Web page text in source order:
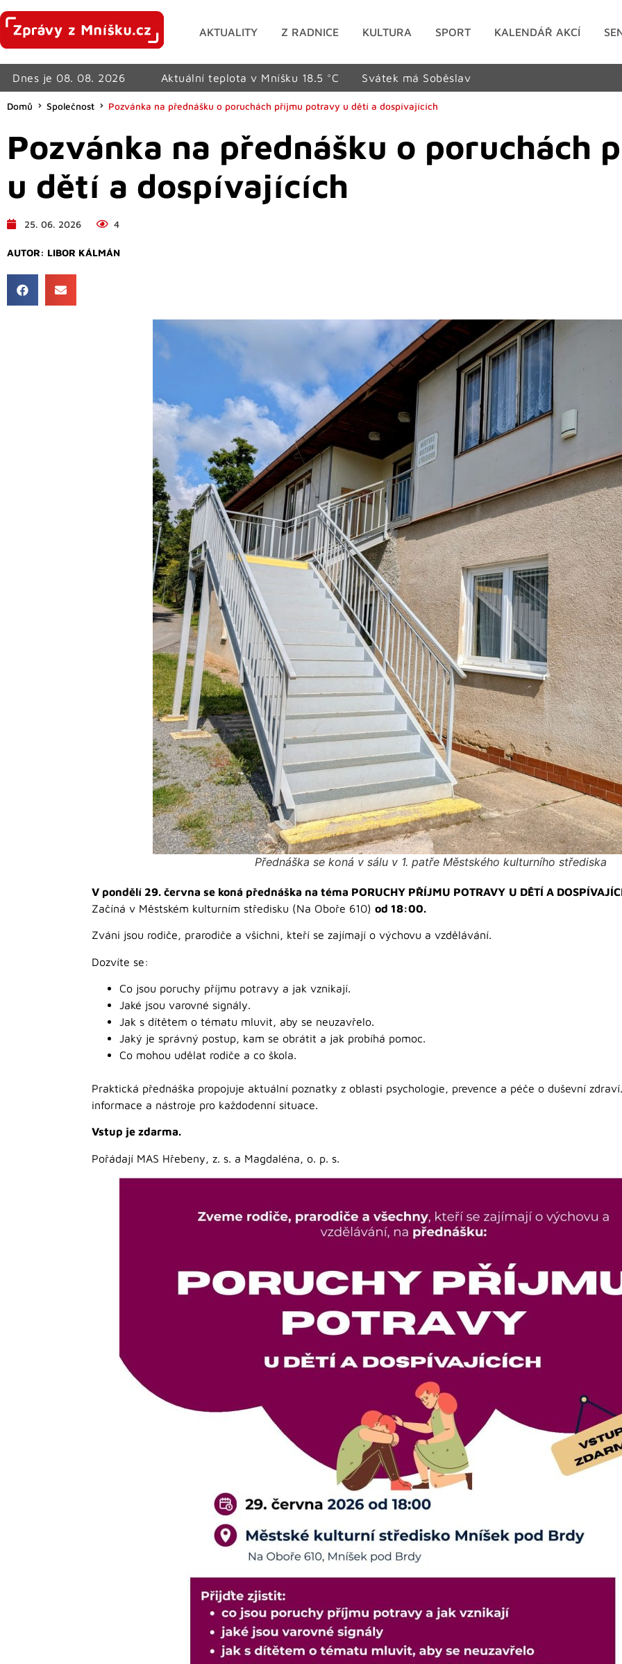
AKTUALITY Z RADNICE KULTURA SPORT KALENDÁŘ AKCÍ
Dnes je 08. 08. 2026 Aktuální teplota v Mníšku 18.5 °C Svátek má Soběslav
Domů Společnost Pozvánka na přednášku o poruchách příjmu potravy u dětí a dospívajících
Pozvánka na přednášku o poruchách
u dětí a dospívajících
25. 06. 2026 4
AUTOR: LIBOR KÁLMÁN
Přednáška se koná v sálu v 1. patře Městského kulturního střediska
V pondělí 29. června se koná přednáška na téma PORUCHY PŘÍJMU POTRAVY U DĚTÍ A
Začíná v Městském kulturním středisku (Na Oboře 610) od 18:00.
Zváni jsou rodiče, prarodiče a všichni, kteří se zajímají o výchovu a vzdělávání.
Dozvíte se:
Co jsou poruchy příjmu potravy a jak vznikají.
Jaké jsou varovné signály.
Jak s dítětem o tématu mluvit, aby se neuzavřelo.
Jaký je správný postup, kam se obrátit a jak probíhá pomoc.
Co mohou udělat rodiče a co škola.
Praktická přednáška propojuje aktuální poznatky z oblasti psychologie, prevence a péče o duševní
informace a nástroje pro každodenní situace.
Vstup je zdarma.
Pořádají MAS Hřebeny, z. s. a Magdaléna, o. p. s.